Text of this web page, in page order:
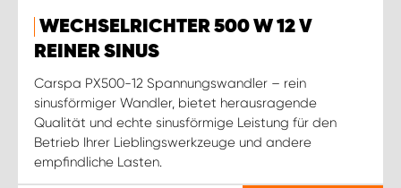
WECHSELRICHTER 500 W 12 V
REINER SINUS
Carspa PX500-12 Spannungswandler – rein
sinusförmiger Wandler, bietet herausragende
Qualität und echte sinusförmige Leistung für den
Betrieb Ihrer Lieblingswerkzeuge und andere
empfindliche Lasten.